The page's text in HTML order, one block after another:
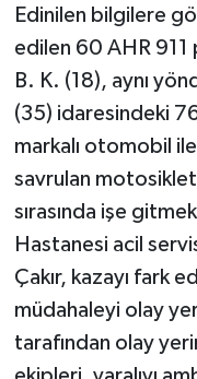
Edinilen bilgilere
edilen 60 AHR 911
B. K. (18), aynı
(35) idaresindeki
markalı otomobil
savrulan motosiklet
sırasında işe
Hastanesi acil
Çakır, kazayı fark
müdahaleyi olay
tarafından olay